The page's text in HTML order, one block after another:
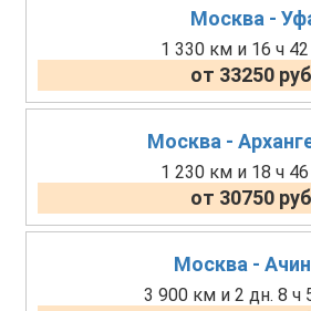
Москва -
1 330 км и 16 ч
от 33250
Москва -
1 230 км и 18 ч
от 30750
Москва -
3 900 км и 2 дн. 8 ч